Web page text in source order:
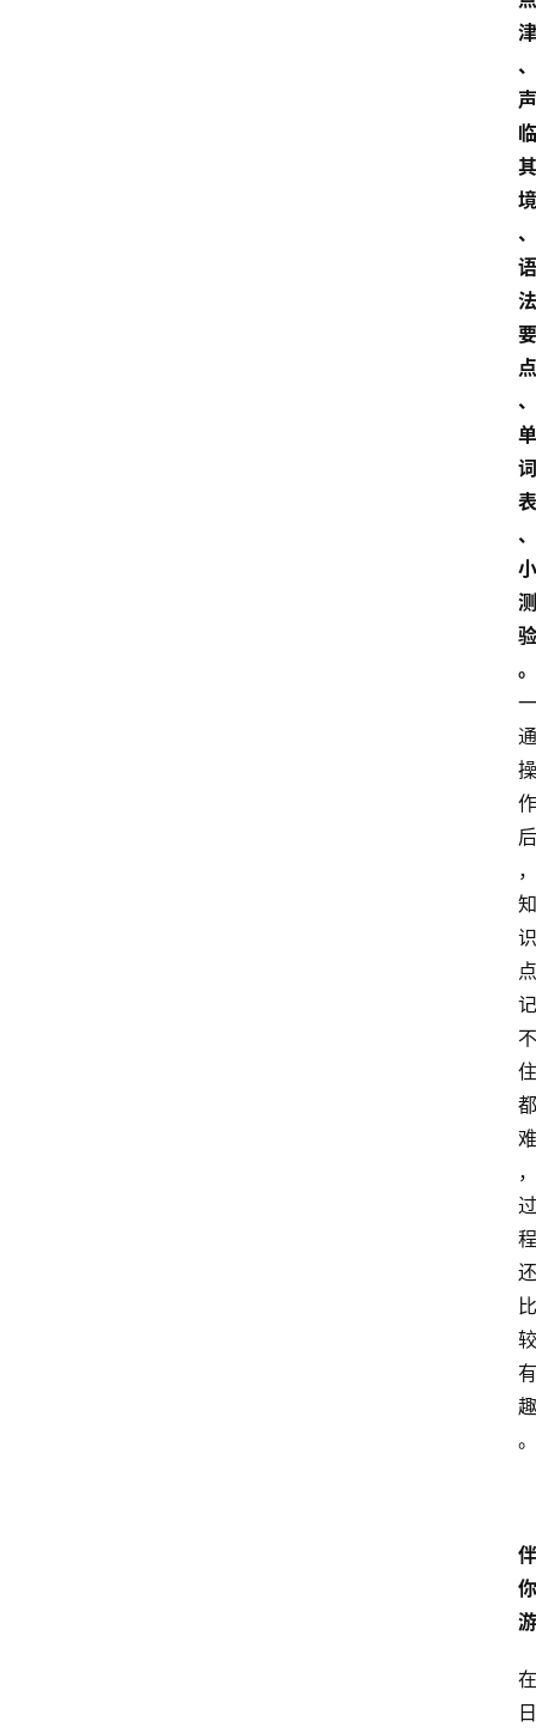
津
、
声
临
其
境
、
语
法
要
点
、
单
词
表
、
小
测
验
。
一
通
操
作
后
，
知
识
点
记
不
住
都
难
，
过
程
还
比
较
有
趣
。
伴
你
游
在
日